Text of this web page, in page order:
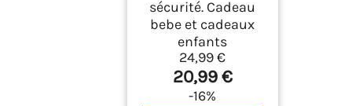
sécurité. Cadeau
bebe et cadeaux
enfants
24,99 €
20,99 €
-16%